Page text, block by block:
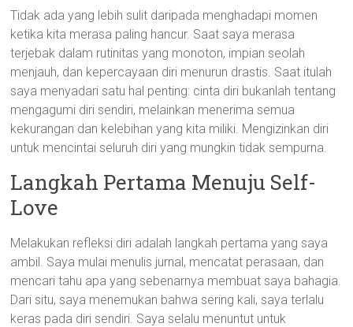
Tidak ada yang lebih sulit daripada menghadapi momen
ketika kita merasa paling hancur. Saat saya merasa
terjebak dalam rutinitas yang monoton, impian seolah
menjauh, dan kepercayaan diri menurun drastis. Saat itulah
saya menyadari satu hal penting: cinta diri bukanlah tentang
mengagumi diri sendiri, melainkan menerima semua
kekurangan dan kelebihan yang kita miliki. Mengizinkan diri
untuk mencintai seluruh diri yang mungkin tidak sempurna.
Langkah Pertama Menuju Self-
Love
Melakukan refleksi diri adalah langkah pertama yang saya
ambil. Saya mulai menulis jurnal, mencatat perasaan, dan
mencari tahu apa yang sebenarnya membuat saya bahagia.
Dari situ, saya menemukan bahwa sering kali, saya terlalu
keras pada diri sendiri. Saya selalu menuntut untuk